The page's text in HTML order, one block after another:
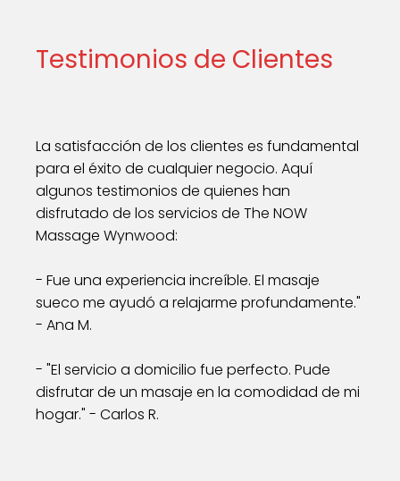
Testimonios de Clientes
La satisfacción de los clientes es fundamental
para el éxito de cualquier negocio. Aquí
algunos testimonios de quienes han
disfrutado de los servicios de The NOW
Massage Wynwood:
- Fue una experiencia increíble. El masaje
sueco me ayudó a relajarme profundamente."
- Ana M.
- "El servicio a domicilio fue perfecto. Pude
disfrutar de un masaje en la comodidad de mi
hogar." - Carlos R.